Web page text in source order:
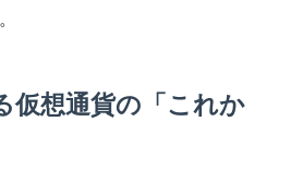
仮想通貨の「これか